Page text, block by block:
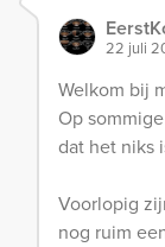
22 juli
Welkom bij
Op
dat het niks
Voorlopig
nog ruim